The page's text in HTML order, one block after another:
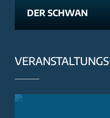
DER SCHWAN